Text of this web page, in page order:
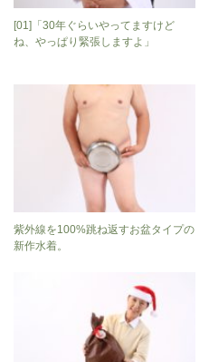
[01]「30年ぐらいやってますけど
ね、やっぱり緊張しますよ」
紫外線を100%跳ね返すお盆タイプの
新作水着。